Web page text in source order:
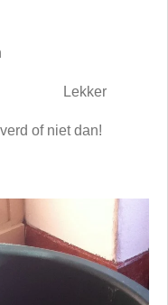
of niet dan!